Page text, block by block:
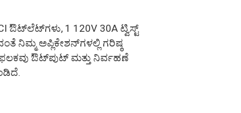
ಔಟ್‌ಲೆಟ್‌ಗಳು, 1 120V 30A ಟ್ವಿಸ್ಟ್
ನಿಮ್ಮ ಅಪ್ಲಿಕೇಶನ್‌ಗಳಲ್ಲಿ ಗರಿಷ್ಠ
ಔಟ್‌ಪುಟ್ ಮತ್ತು ನಿರ್ವಹಣೆ